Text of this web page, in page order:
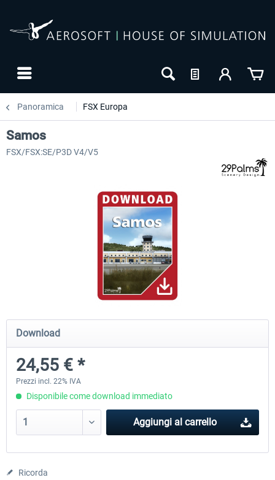
Panoramica FSX Europa
Mega Airport Frankfurt V2.0
30,71 € *
Mega Airport Berlin
Samos
FSX/FSX:SE/P3D V4/V5
Download
24,55 € *
Prezzi incl. 22% IVA
Disponibile come download immediato
Aggiungi al carrello
Ricorda